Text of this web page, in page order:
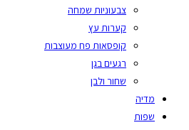
צבעוניות שמחה
קערות עץ
קופסאות פח מעוצבות
רגעים בגן
שחור ולבן
מדיה
שפות